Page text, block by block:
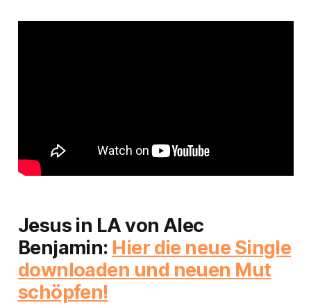
Jesus in LAvon Alec
Benjamin: Hier die neue Single
downloaden und neuen Mut
schöpfen!